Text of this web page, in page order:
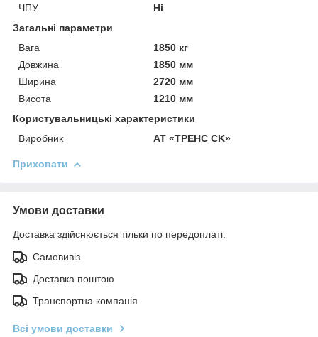
ЧПУ
Ні
Загальні параметри
Вага
1850 кг
Довжина
1850 мм
Ширина
2720 мм
Висота
1210 мм
Користувальницькі характеристики
Виробник
АТ «ТРЕНС CK»
Приховати
Умови доставки
Доставка здійснюється тільки по передоплаті.
Самовивіз
Доставка поштою
Транспортна компанія
Всі умови доставки